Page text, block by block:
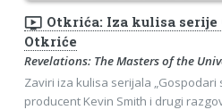
ondemand_video Otkrića: Iza kulisa serije
Otkriće
Revelations: The Masters of the
Zaviri iza kulisa serijala „Gospodari
producent Kevin Smith i drugi